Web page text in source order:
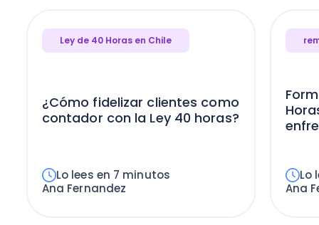
Ley de 40 Horas en Chile
¿Cómo fidelizar clientes como
contador con la Ley 40 horas?
Lo lees en 7 minutos
Ana Fernandez
Lo
Ana